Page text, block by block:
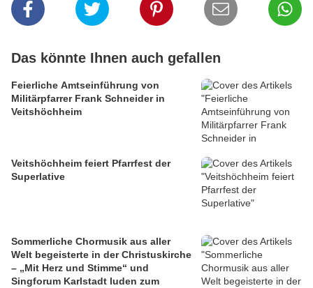
Das könnte Ihnen auch gefallen
Feierliche Amtseinführung von
Militärpfarrer Frank Schneider in
Veitshöchheim
Veitshöchheim feiert Pfarrfest der
Superlative
Sommerliche Chormusik aus aller
Welt begeisterte in der Christuskirche
– „Mit Herz und Stimme“ und
Singforum Karlstadt luden zum